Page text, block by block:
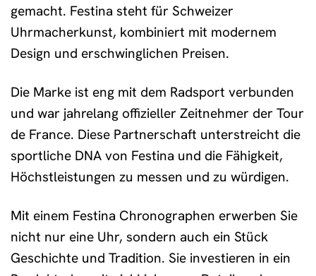
gemacht. Festina steht für Schweizer
Uhrmacherkunst, kombiniert mit modernem
Design und erschwinglichen Preisen.
Die Marke ist eng mit dem Radsport verbunden
und war jahrelang offizieller Zeitnehmer der Tour
de France. Diese Partnerschaft unterstreicht die
sportliche DNA von Festina und die Fähigkeit,
Höchstleistungen zu messen und zu würdigen.
Mit einem Festina Chronographen erwerben Sie
nicht nur eine Uhr, sondern auch ein Stück
Geschichte und Tradition. Sie investieren in ein